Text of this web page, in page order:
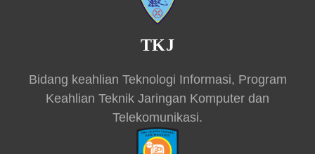
TKJ
Bidang keahlian Teknologi Informasi, Program
Keahlian Teknik Jaringan Komputer dan
Telekomunikasi.